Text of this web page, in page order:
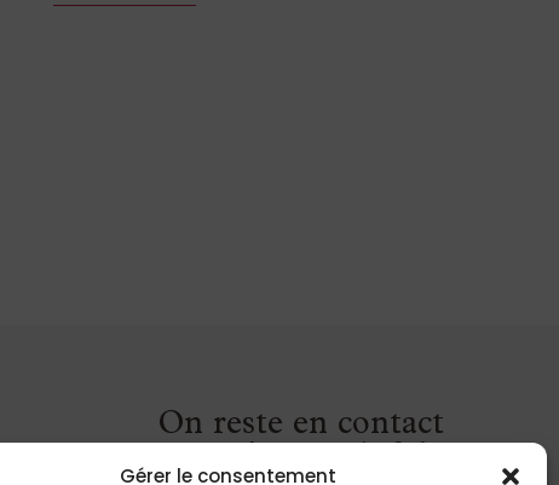
Gérer le consentement
On reste en contact